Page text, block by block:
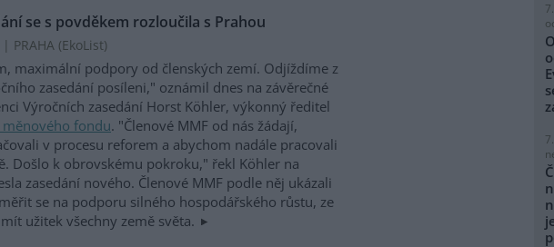
se s povděkem rozloučila s Prahou
PRAHA (EkoList)
maximální podpory od členských zemí. Odjíždíme z
zasedání posíleni," oznámil dnes na závěrečné
Výročních zasedání Horst Köhler, výkonný ředitel
fondu. "Členové MMF od nás žádají,
v procesu reforem a abychom nadále pracovali
Došlo k obrovskému pokroku," řekl Köhler na
zasedání nového. Členové MMF podle něj ukázali
se na podporu silného hospodářského růstu, ze
užitek všechny země světa.